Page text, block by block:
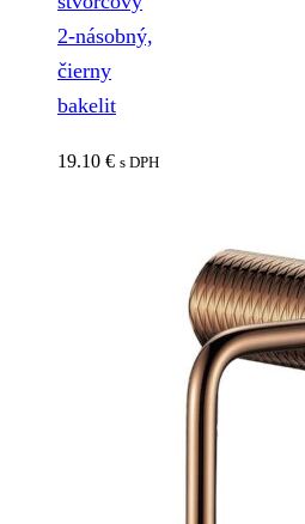
2-násobný,
čierny
bakelit
19.10 € s DPH